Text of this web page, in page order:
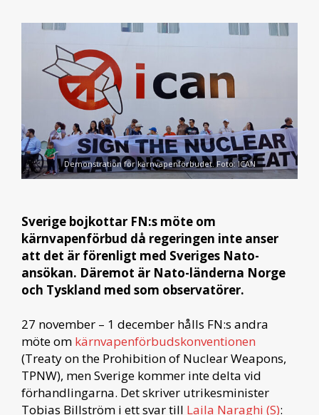
Demonstration för kärnvapenförbudet. Foto: ICAN
Sverige bojkottar FN:s möte om
kärnvapenförbud då regeringen inte anser
att det är förenligt med Sveriges Nato-
ansökan. Däremot är Nato-länderna Norge
och Tyskland med som observatörer.
27 november – 1 december hålls FN:s andra
möte om kärnvapenförbudskonventionen
(Treaty on the Prohibition of Nuclear Weapons,
TPNW), men Sverige kommer inte delta vid
förhandlingarna. Det skriver utrikesminister
Tobias Billström i ett svar till Laila Naraghi (S):